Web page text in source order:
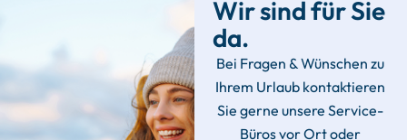
Wir sind für Sie
da.
Bei Fragen & Wünschen zu
Ihrem Urlaub kontaktieren
Sie gerne unsere Service-
Büros vor Ort oder